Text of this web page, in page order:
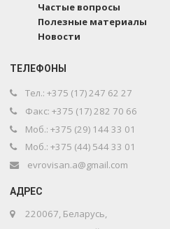
Частые вопросы
Полезные материалы
Новости
ТЕЛЕФОНЫ
Тел.: +375 (17) 247 62 27
Факс: +375 (17) 282 70 66
Моб.: +375 (29) 144 33 01
Моб.: +375 (44) 544 33 01
evrovisan.a@gmail.com
АДРЕС
220067, Беларусь,